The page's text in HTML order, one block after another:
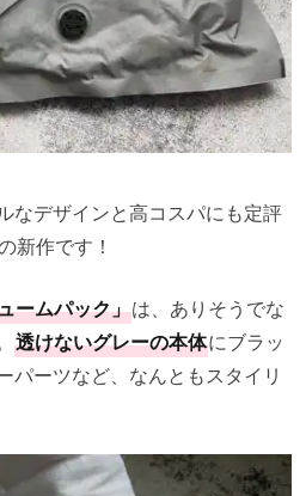
なデザインと高コスパにも定評
新作です！
ームパック」は、ありそうでな
透けないグレーの本体にブラッ
パーツなど、なんともスタイリ